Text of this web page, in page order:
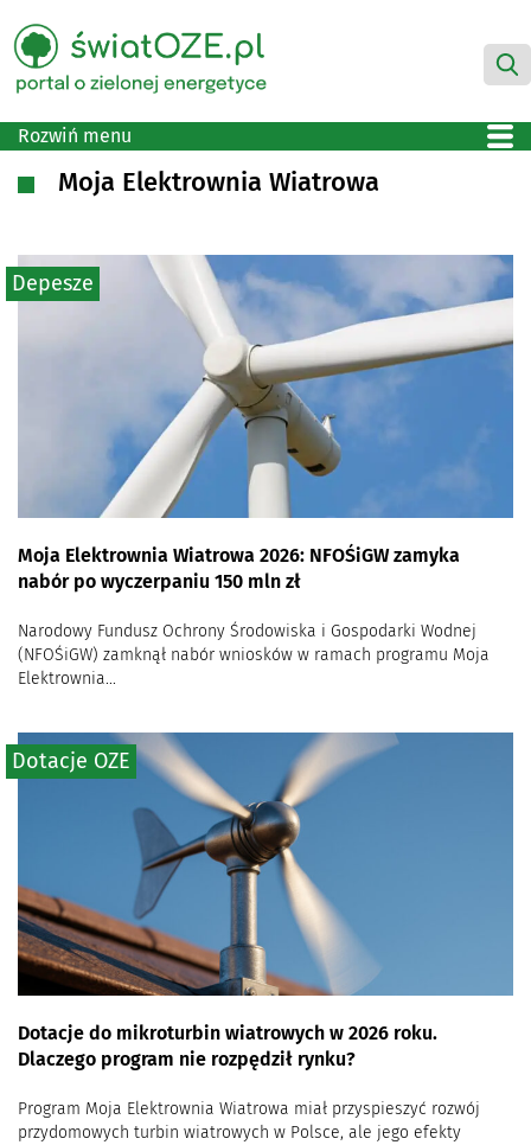
Rozwiń menu
Moja Elektrownia Wiatrowa
Moja Elektrownia Wiatrowa 2026: NFOŚiGW zamyka
nabór po wyczerpaniu 150 mln zł
Narodowy Fundusz Ochrony Środowiska i Gospodarki Wodnej
(NFOŚiGW) zamknął nabór wniosków w ramach programu Moja
Elektrownia...
Depesze
Dotacje do mikroturbin wiatrowych w 2026 roku.
Dlaczego program nie rozpędził rynku?
Program Moja Elektrownia Wiatrowa miał przyspieszyć rozwój
przydomowych turbin wiatrowych w Polsce, ale jego efekty
Dotacje OZE